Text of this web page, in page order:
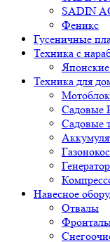
SADIN
Феникс
Гусеничные
Техника с
Японские
Техника для
Садовые
Садовые
Навесное
Отвалы